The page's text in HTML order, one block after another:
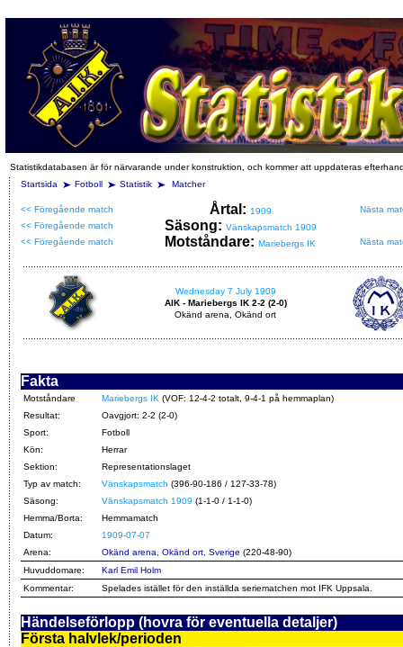
Statistikdatabasen är för närvarande under konstruktion, och kommer att uppdateras
Startsida
Fotboll Statistik Matcher
<< Föregående match Årtal: 1909
Nästa
<< Föregående match
Säsong: Vänskapsmatch 1909
<< Föregående match
Motståndare: Mariebergs IK Nästa
Wednesday 7 July 1909
AIK - Mariebergs IK 2-2 (2-0)
Okänd arena, Okänd ort
Fakta
Motståndare Mariebergs IK (VOF: 12-4-2 totalt, 9-4-1 på hemmaplan)
Resultat:
Oavgjort: 2-2 (2-0)
Sport:
Fotboll
Kön:
Herrar
Sektion:
Representationslaget
Typ av match:
Vänskapsmatch (396-90-186 / 127-33-78)
Säsong:
Vänskapsmatch 1909 (1-1-0 / 1-1-0)
Hemma/Borta:
Hemmamatch
Datum:
1909-07-07
Arena:
Okänd arena, Okänd ort, Sverige (220-48-90)
Huvuddomare:
Karl Emil Holm
Kommentar:
Spelades istället för den inställda seriematchen mot IFK Uppsala.
Händelseförlopp (hovra för eventuella detaljer)
Första halvlek/perioden